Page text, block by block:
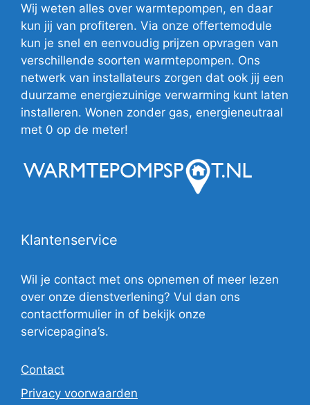
Wij weten alles over warmtepompen, en daar
kun jij van profiteren. Via onze offertemodule
kun je snel en eenvoudig prijzen opvragen van
verschillende soorten warmtepompen. Ons
netwerk van installateurs zorgen dat ook jij een
duurzame energiezuinige verwarming kunt laten
installeren. Wonen zonder gas, energieneutraal
met 0 op de meter!
Klantenservice
Wil je contact met ons opnemen of meer lezen
over onze dienstverlening? Vul dan ons
contactformulier in of bekijk onze
servicepagina’s.
Contact
Privacy voorwaarden